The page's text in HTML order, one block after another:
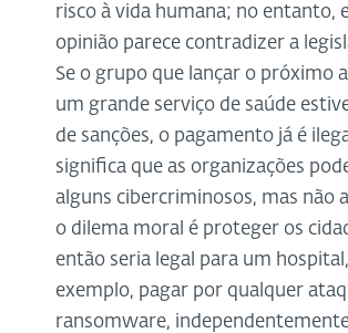
risco à vida humana; no entanto,
opinião parece contradizer a
Se o grupo que lançar o próximo
um grande serviço de saúde
de sanções, o pagamento já é
significa que as organizações
alguns cibercriminosos, mas não
o dilema moral é proteger os
então seria legal para um
exemplo, pagar por qualquer
ransomware,